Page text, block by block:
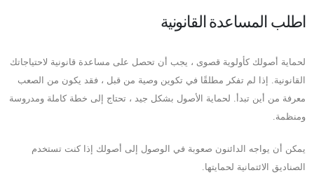
اطلب المساعدة القانونية
لحماية أصولك كأولوية قصوى ، يجب أن تحصل على مساعدة قانونية لاحتياجاتك
القانونية. إذا لم تفكر مطلقًا في تكوين وصية من قبل ، فقد يكون من الصعب
معرفة من أين تبدأ. لحماية الأصول بشكل جيد ، تحتاج إلى خطة كاملة ومدروسة
ومنظمة.
يمكن أن يواجه الدائنون صعوبة في الوصول إلى أصولك إذا كنت تستخدم
الصناديق الائتمانية لحمايتها.